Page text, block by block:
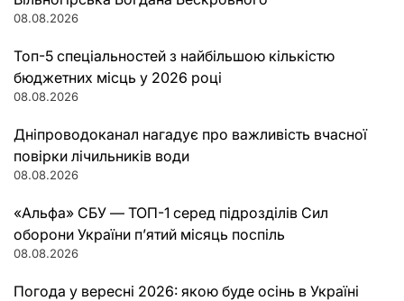
08.08.2026
Топ-5 спеціальностей з найбільшою кількістю
бюджетних місць у 2026 році
08.08.2026
Дніпроводоканал нагадує про важливість вчасної
повірки лічильників води
08.08.2026
«Альфа» СБУ — ТОП-1 серед підрозділів Сил
оборони України п’ятий місяць поспіль
08.08.2026
Погода у вересні 2026: якою буде осінь в Україні